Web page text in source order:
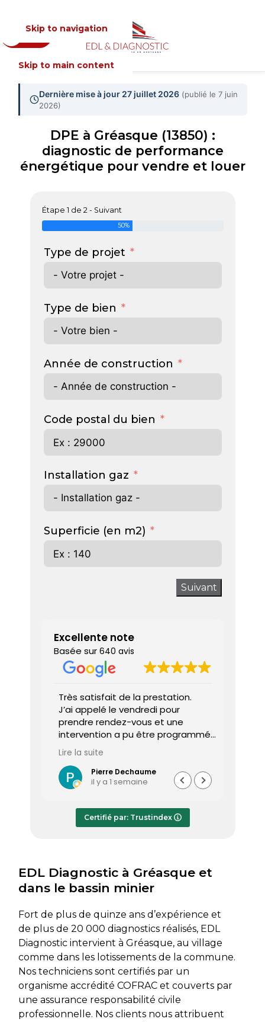
Skip to navigation
Skip to main content
MENU
Dernière mise à jour 27 juillet 2026 (publié le 7 juin
2026)
DPE à Gréasque (13850) :
diagnostic de performance
énergétique pour vendre et louer
Étape 1 de 2 - Suivant
50%
Type de projet
Type de bien
Année de construction
Code postal du bien
Installation gaz
Superficie (en m2)
Suivant
Excellente note
Basée sur 640 avis
Très satisfait de la prestation.
J’ai appelé le vendredi pour
prendre rendez-vous et une
intervention a pu être programmée
dès le lundi matin.
Le diagnostiqueur est arrivé à
l’heure, a été très professionnel,
efficace et a pris le temps de
Le rapport de diagnostic m’a été
transmis dès le lundi soir, ce qui est
Lire la suite
Pierre Dechaume
il y a 1 semaine
Certifié par: Trustindex
EDL Diagnostic à Gréasque et
dans le bassin minier
Fort de plus de quinze ans d’expérience et
de plus de 20 000 diagnostics réalisés, EDL
Diagnostic intervient à Gréasque, au village
comme dans les lotissements de la commune.
Nos techniciens sont certifiés par un
organisme accrédité COFRAC et couverts par
une assurance responsabilité civile
professionnelle. Nos clients nous attribuent